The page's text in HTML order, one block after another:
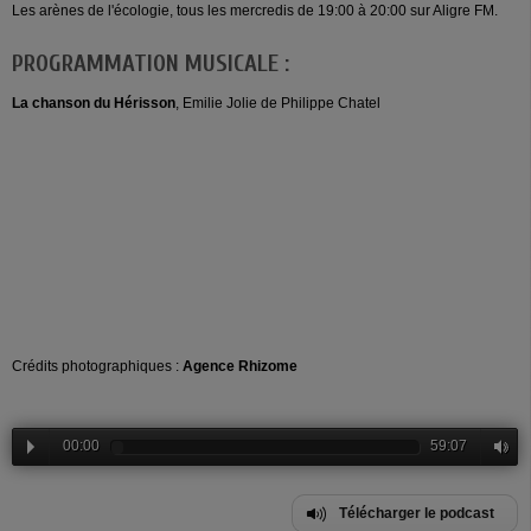
Les arènes de l'écologie, tous les mercredis de 19:00 à 20:00 sur Aligre FM.
PROGRAMMATION MUSICALE :
La chanson du Hérisson, Emilie Jolie de Philippe Chatel
Crédits photographiques : Agence Rhizome
00:00 59:07
Télécharger le podcast